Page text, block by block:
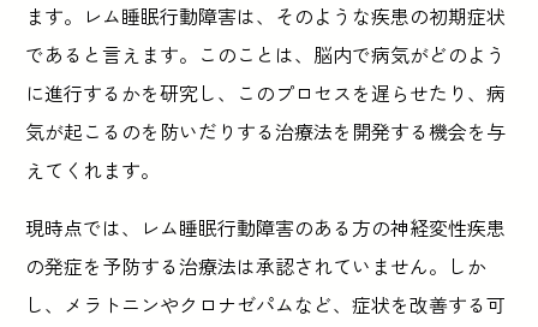
ます。レム睡眠行動障害は、そのような疾患の初期症状
であると言えます。このことは、脳内で病気がどのよう
に進行するかを研究し、このプロセスを遅らせたり、病
気が起こるのを防いだりする治療法を開発する機会を与
えてくれます。
現時点では、レム睡眠行動障害のある方の神経変性疾患
の発症を予防する治療法は承認されていません。しか
し、メラトニンやクロナゼパムなど、症状を改善する可